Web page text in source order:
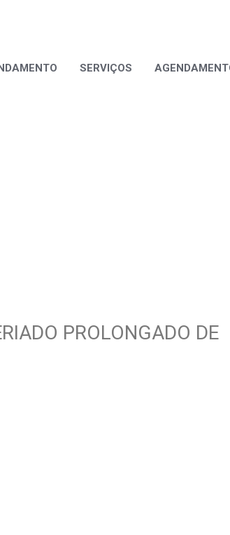
SERVIÇOS
PROLONGADO DE